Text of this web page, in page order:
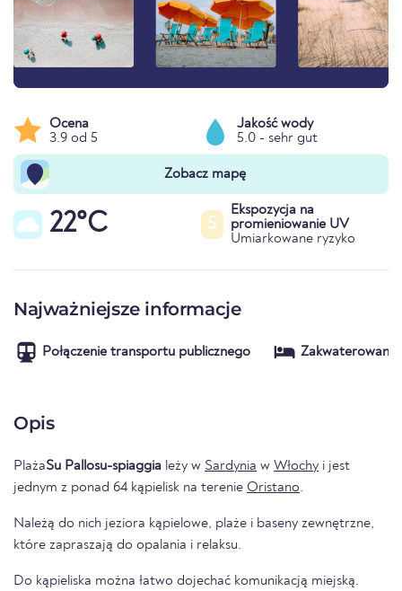
Ocena
3.9 od 5
Jakość wody
5.0 - sehr gut
Zobacz mapę
22°C 5
Ekspozycja na
promieniowanie UV
Umiarkowane ryzyko
Najważniejsze informacje
Połączenie transportu publicznego Zakwaterowanie
Opis
PlażaSu Pallosu-spiaggia leży w Sardynia w Włochy i jest
jednym z ponad 64 kąpielisk na terenie Oristano.
Należą do nich jeziora kąpielowe, plaże i baseny zewnętrzne,
które zapraszają do opalania i relaksu.
Do kąpieliska można łatwo dojechać komunikacją miejską.